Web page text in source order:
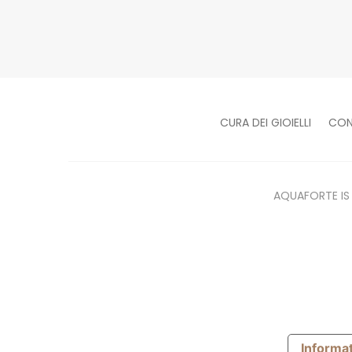
CURA DEI GIOIELLI
AQUAFORTE